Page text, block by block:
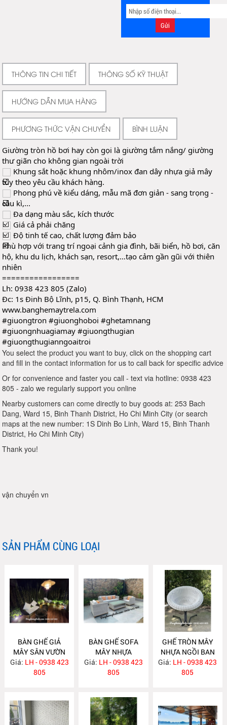
THÔNG TIN CHI TIẾT THÔNG SỐ KỸ THUẬT
HƯỚNG DẪN MUA HÀNG
PHƯƠNG THỨC VẬN CHUYỂN BÌNH LUẬN
Giường tròn hồ bơi hay còn gọi là giường tắm nắng/ giường
thư giãn cho không gian ngoài trời
Khung sắt hoặc khung nhôm/inox đan dây nhựa giả mây
tùy theo yêu cầu khách hàng.
Phong phú về kiểu dáng, mẫu mã đơn giản - sang trọng -
cầu kì,...
Đa dạng màu sắc, kích thước
Giá cả phải chăng
Độ tinh tế cao, chất lượng đảm bảo
Phù hợp với trang trí ngoại cảnh gia đình, bãi biển, hồ bơi, căn
hộ, khu du lịch, khách sạn, resort,…tạo cảm gần gũi với thiên
nhiên
=================
Lh: 0938 423 805 (Zalo)
Đc: 1s Đinh Bộ Lĩnh, p15, Q. Bình Thạnh, HCM
www.banghemaytrela.com
#giuongtron #giuonghoboi #ghetamnang
#giuongnhuagiamay #giuongthugian
#giuongthugianngoaitroi
You select the product you want to buy, click on the shopping cart
and fill in the contact information for us to call back for specific advice
Or for convenience and faster you call - text via hotline: 0938 423
805 - zalo we regularly support you online
Nearby customers can come directly to buy goods at: 253 Bach
Dang, Ward 15, Binh Thanh District, Ho Chi Minh City (or search
maps at the new number: 1S Dinh Bo Linh, Ward 15, Binh Thanh
District, Ho Chi Minh City)
Thank you!
vận chuyển vn
SẢN PHẨM CÙNG LOẠI
BÀN GHẾ GIẢ
MÂY SÂN VƯỜN
NH407
Giá: LH - 0938 423
805
BÀN GHẾ SOFA
MÂY NHỰA
NH406
Giá: LH - 0938 423
805
GHẾ TRÒN MÂY
NHỰA NGỒI BAN
CÔNG NH394
Giá: LH - 0938 423
805